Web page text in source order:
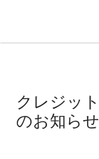
お
クレジッ
のお知らせ